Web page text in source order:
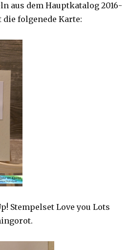
aus dem Hauptkatalog 2016-
die folgenede Karte:
Stempelset Love you Lots